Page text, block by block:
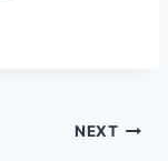
NEXT